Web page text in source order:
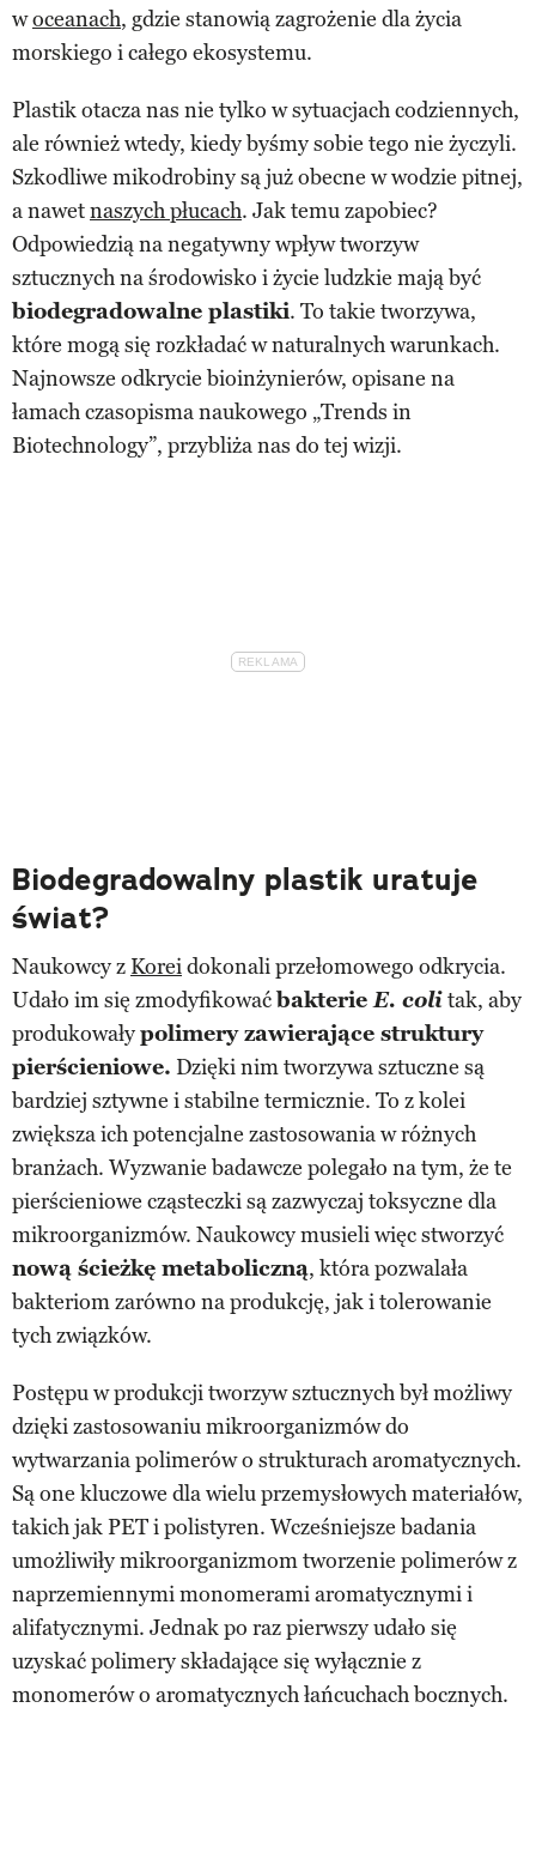
woceanach, gdzie stanowią zagrożenie dla życia
morskiego i całego ekosystemu.
Plastik otacza nas nie tylko w sytuacjach codziennych,
ale również wtedy, kiedy byśmy sobie tego nie życzyli.
Szkodliwe mikodrobiny są już obecne w wodzie pitnej,
a nawetnaszych płucach. Jak temu zapobiec?
Odpowiedzią na negatywny wpływ tworzyw
sztucznych na środowisko i życie ludzkie mają być
biodegradowalne plastiki. To takie tworzywa,
które mogą się rozkładać w naturalnych warunkach.
Najnowsze odkrycie bioinżynierów, opisane na
łamach czasopisma naukowego „Trends in
Biotechnology”, przybliża nas do tej wizji.
Biodegradowalny plastik uratuje
świat?
Naukowcy z Koreidokonali przełomowego odkrycia.
Udało im się zmodyfikowaćbakterieE. colitak, aby
produkowałypolimery zawierające struktury
pierścieniowe. Dzięki nim tworzywa sztuczne są
bardziej sztywne i stabilne termicznie. To z kolei
zwiększa ich potencjalne zastosowania w różnych
branżach. Wyzwanie badawcze polegało na tym, że te
pierścieniowe cząsteczki są zazwyczaj toksyczne dla
mikroorganizmów. Naukowcy musieli więc stworzyć
nową ścieżkę metaboliczną, która pozwalała
bakteriom zarówno na produkcję, jak i tolerowanie
tych związków.
Postępu w produkcji tworzyw sztucznych był możliwy
dzięki zastosowaniu mikroorganizmów do
wytwarzania polimerów o strukturach aromatycznych.
Są one kluczowe dla wielu przemysłowych materiałów,
takich jak PET i polistyren. Wcześniejsze badania
umożliwiły mikroorganizmom tworzenie polimerów z
naprzemiennymi monomerami aromatycznymi i
alifatycznymi. Jednak po raz pierwszy udało się
uzyskać polimery składające się wyłącznie z
monomerów o aromatycznych łańcuchach bocznych.